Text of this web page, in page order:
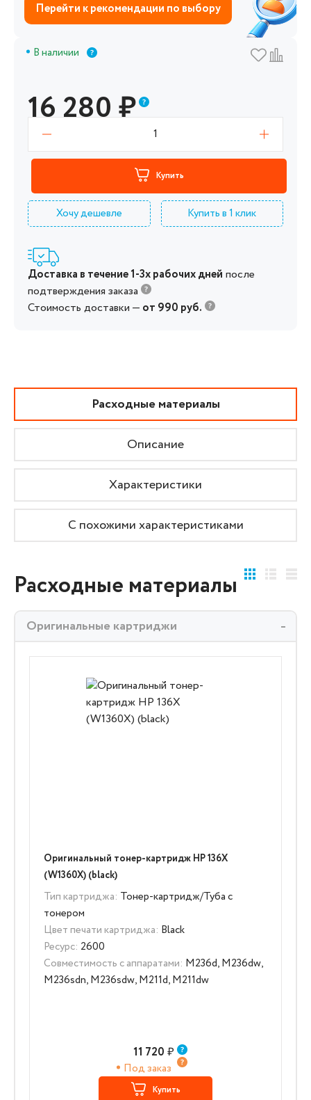
Перейти к рекомендации по выбору
В наличии
16 280₽
1
Купить
Хочу дешевле Купить в 1 клик
Доставка в течение 1-3х рабочих дней после
подтверждения заказа
Стоимость доставки — от 990 руб.
Расходные материалы
Описание
Характеристики
С похожими характеристиками
Расходные материалы
Оригинальные картриджи
Оригинальный тонер-картридж HP 136X
(W1360X) (black)
Тип картриджа: Тонер-картридж/Туба с
тонером
Цвет печати картриджа: Black
Ресурс: 2600
Совместимость с аппаратами: M236d, M236dw,
M236sdn, M236sdw, M211d, M211dw
11 720 ₽
Под заказ
Купить